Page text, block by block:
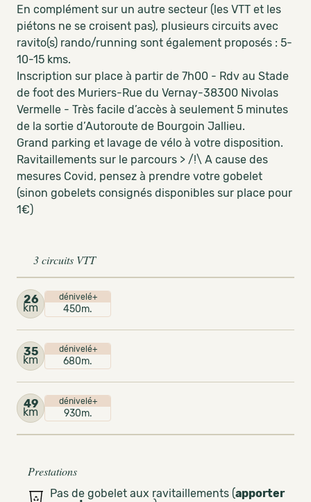
En complément sur un autre secteur (les VTT et les
piétons ne se croisent pas), plusieurs circuits avec
ravito(s) rando/running sont également proposés : 5-
10-15 kms.
Inscription sur place à partir de 7h00 - Rdv au Stade
de foot des Muriers-Rue du Vernay-38300 Nivolas
Vermelle - Très facile d’accès à seulement 5 minutes
de la sortie d’Autoroute de Bourgoin Jallieu.
Grand parking et lavage de vélo à votre disposition.
Ravitaillements sur le parcours > /!\ A cause des
mesures Covid, pensez à prendre votre gobelet
(sinon gobelets consignés disponibles sur place pour
1€)
3 circuits VTT
26
km
dénivelé+
450m.
35
km
dénivelé+
680m.
49
km
dénivelé+
930m.
Prestations
Pas de gobelet aux ravitaillements (apporter